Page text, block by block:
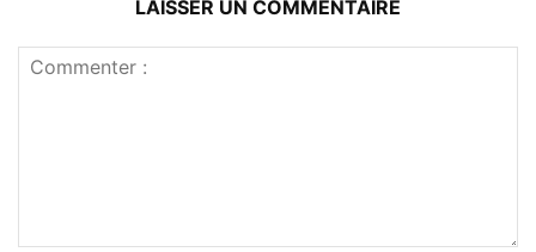
LAISSER UN COMMENTAIRE